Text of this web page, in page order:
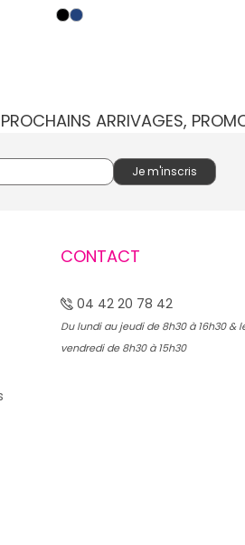
ARRIVAGES,
CONTACT
04 42 20 78 42
Du lundi au jeudi de 8h30 à 16h30 &
vendredi de 8h30 à 15h30